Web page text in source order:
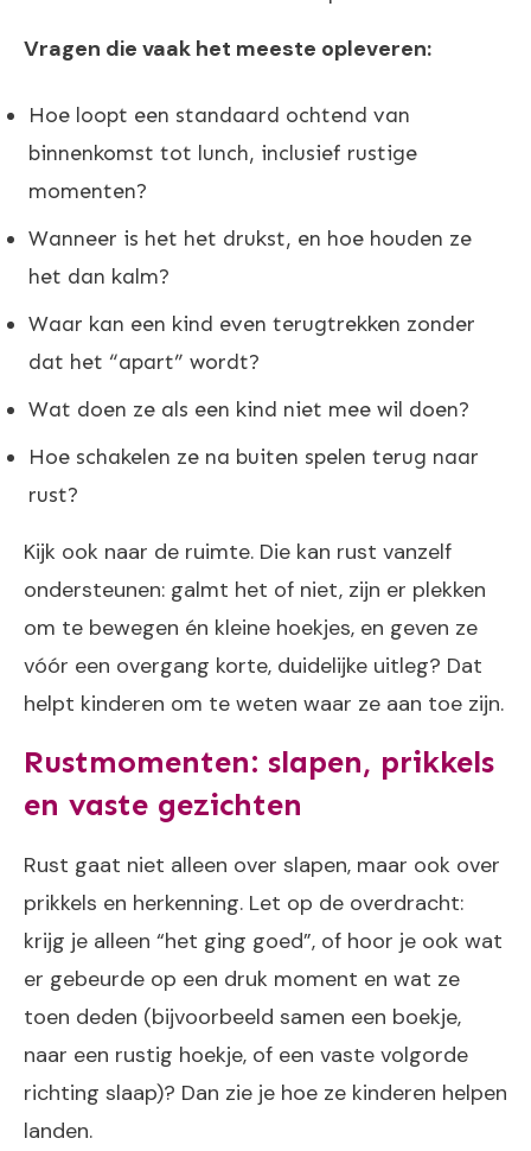
Vragen die vaak het meeste opleveren:
Hoe loopt een standaard ochtend van
binnenkomst tot lunch, inclusief rustige
momenten?
Wanneer is het het drukst, en hoe houden ze
het dan kalm?
Waar kan een kind even terugtrekken zonder
dat het “apart” wordt?
Wat doen ze als een kind niet mee wil doen?
Hoe schakelen ze na buiten spelen terug naar
rust?
Kijk ook naar de ruimte. Die kan rust vanzelf
ondersteunen: galmt het of niet, zijn er plekken
om te bewegen én kleine hoekjes, en geven ze
vóór een overgang korte, duidelijke uitleg? Dat
helpt kinderen om te weten waar ze aan toe zijn.
Rustmomenten: slapen, prikkels
en vaste gezichten
Rust gaat niet alleen over slapen, maar ook over
prikkels en herkenning. Let op de overdracht:
krijg je alleen “het ging goed”, of hoor je ook wat
er gebeurde op een druk moment en wat ze
toen deden (bijvoorbeeld samen een boekje,
naar een rustig hoekje, of een vaste volgorde
richting slaap)? Dan zie je hoe ze kinderen helpen
landen.